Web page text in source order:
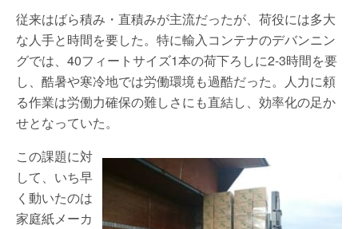
従来はばら積み・直積みが主流だったが、荷役には多大
な人手と時間を要した。特に輸入コンテナのデバンニン
グでは、40フィートサイズ1本の荷下ろしに2-3時間を要
し、酷暑や寒冷地では労働環境も過酷だった。人力に頼
る作業は労働力確保の難しさにも直結し、効率化の足か
せとなっていた。
この課題に対
して、いち早
く動いたのは
家庭紙メーカ